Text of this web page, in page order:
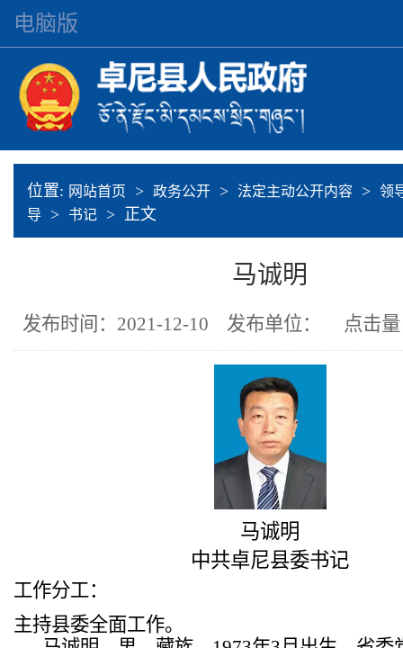
电脑版
位置: 网站首页 > 政务公开 > 法定主动公开内容 > 领
导 > 书记 > 正文
马诚明
发布时间：2021-12-10 发布单位： 点击
马诚明
中共卓尼县委书记
工作分工：
主持县委全面工作。